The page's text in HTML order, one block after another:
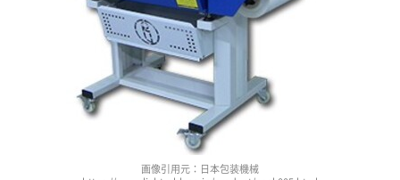
画像引用元：日本包装機械